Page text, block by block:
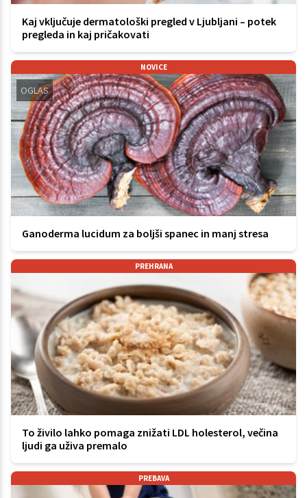
Kaj vključuje dermatološki pregled v Ljubljani – potek
pregleda in kaj pričakovati
NOVICE
OGLAS
Ganoderma lucidum za boljši spanec in manj stresa
PREHRANA
To živilo lahko pomaga znižati LDL holesterol, večina
ljudi ga uživa premalo
PREBAVA